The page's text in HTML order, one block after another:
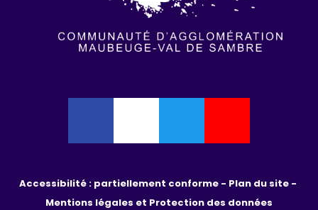
Accessibilité : partiellement conforme -
Mentions légales et Protection des données